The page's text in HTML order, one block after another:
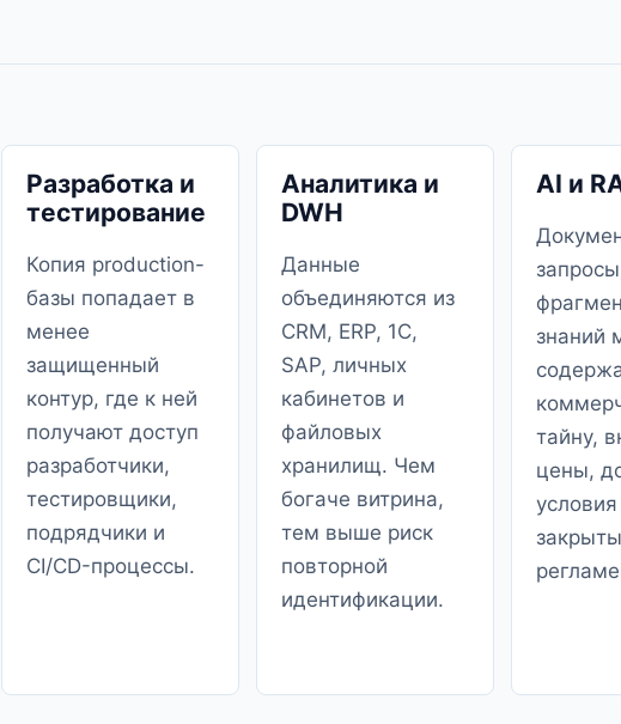
Разработка и
тестирование
Копия production-
базы попадает в
менее
защищенный
контур, где к ней
получают доступ
разработчики,
тестировщики,
подрядчики и
CI/CD-процессы.
Аналитика и
DWH
Данные
объединяются из
CRM, ERP, 1С,
SAP, личных
кабинетов и
файловых
хранилищ. Чем
богаче витрина,
тем выше риск
повторной
идентификации.
AI и
знаний
тайну,
цены,
условия